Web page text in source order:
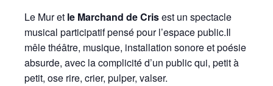
Le Mur et le Marchand de Crisest un spectacle
musical participatif pensé pour l’espace public.Il
mêle théâtre, musique, installation sonore et poésie
absurde, avec la complicité d’un public qui, petit à
petit, ose rire, crier, pulper, valser.